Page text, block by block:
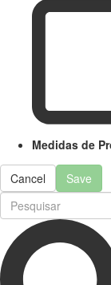
Medidas de
Cancel Save